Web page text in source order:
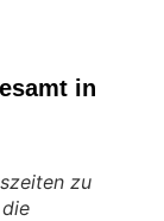
in
zu